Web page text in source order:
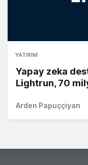
YATIRIM
Yapay zeka
Lightrun, 70
Arden Papuççiyan